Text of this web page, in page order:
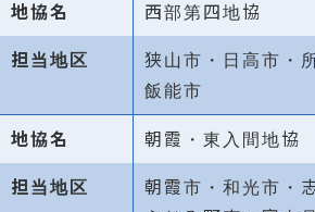
西部第四地協
狭山市・日高市・
飯能市
朝霞・東入間地協
朝霞市・和光市・